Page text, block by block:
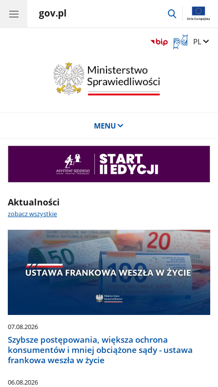
gov.pl
przejdź
Otwórz
okno
Zmień
PL
MENU
Aktualności
zobacz wszystkie
07.08.2026
Szybsze postępowania, większa ochrona
konsumentów i mniej obciążone sądy - ustawa
frankowa weszła w życie
06.08.2026